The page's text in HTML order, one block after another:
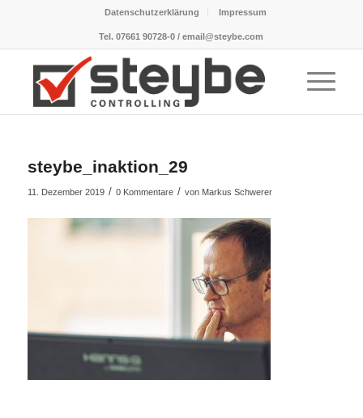
Datenschutzerklärung Impressum
Tel. 07661 90728-0 / email@steybe.com
steybe_inaktion_29
11. Dezember 2019 / 0 Kommentare / von Markus Schwerer